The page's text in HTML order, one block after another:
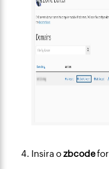
Insira ozbcode